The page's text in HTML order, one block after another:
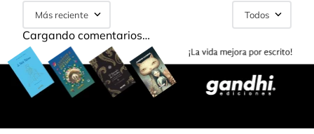
Más reciente Todos
Cargando comentarios…